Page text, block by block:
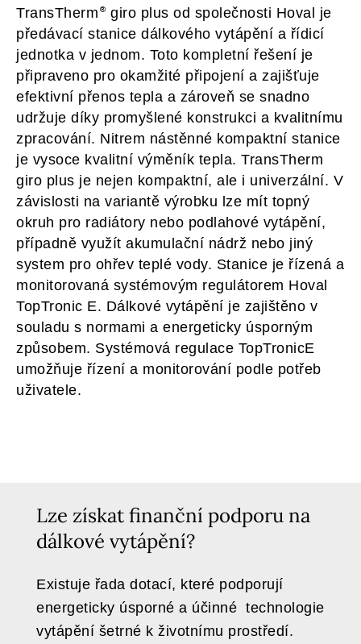
TransTherm giro plus od společnosti Hoval je
předávací stanice dálkového vytápění a řídicí
jednotka v jednom. Toto kompletní řešení je
připraveno pro okamžité připojení a zajišťuje
efektivní přenos tepla a zároveň se snadno
udržuje díky promyšlené konstrukci a kvalitnímu
zpracování. Nitrem nástěnné kompaktní stanice
je vysoce kvalitní výměník tepla. TransTherm
giro plus je nejen kompaktní, ale i univerzální. V
závislosti na variantě výrobku lze mít topný
okruh pro radiátory nebo podlahové vytápění,
případně využít akumulační nádrž nebo jiný
system pro ohřev teplé vody. Stanice je řízená a
monitorovaná systémovým regulátorem Hoval
TopTronic E. Dálkové vytápění je zajištěno v
souladu s normami a energeticky úsporným
způsobem. Systémová regulace TopTronicE
umožňuje řízení a monitorování podle potřeb
uživatele.
Lze získat finanční podporu na
dálkové vytápění?
Existuje řada dotací, které podporují
energeticky úsporné a účinné technologie
vytápění šetrné k životnímu prostředí.